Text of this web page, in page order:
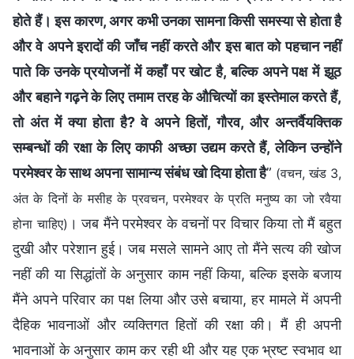
होते हैं। इस कारण, अगर कभी उनका सामना किसी समस्‍या से होता है
और वे अपने इरादों की जाँच नहीं करते और इस बात को पहचान नहीं
पाते कि उनके प्रयोजनों में कहाँ पर खोट है, बल्कि अपने पक्ष में झूठ
और बहाने गढ़ने के लिए तमाम तरह के औचित्‍यों का इस्‍तेमाल करते हैं,
तो अंत में क्या होता है? वे अपने हितों, गौरव, और अन्‍तर्वैयक्तिक
सम्‍बन्‍धों की रक्षा के लिए काफी अच्छा उद्यम करते हैं, लेकिन उन्‍होंने
परमेश्वर के साथ अपना सामान्य संबंध खो दिया होता है” (वचन, खंड 3,
अंत के दिनों के मसीह के प्रवचन, परमेश्वर के प्रति मनुष्य का जो रवैया
होना चाहिए) । जब मैंने परमेश्वर के वचनों पर विचार किया तो मैं बहुत
दुखी और परेशान हुई। जब मसले सामने आए तो मैंने सत्य की खोज
नहीं की या सिद्धांतों के अनुसार काम नहीं किया, बल्कि इसके बजाय
मैंने अपने परिवार का पक्ष लिया और उसे बचाया, हर मामले में अपनी
दैहिक भावनाओं और व्यक्तिगत हितों की रक्षा की। मैं ही अपनी
भावनाओं के अनुसार काम कर रही थी और यह एक भ्रष्ट स्वभाव था